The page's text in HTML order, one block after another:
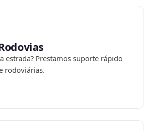
estrada? Prestamos suporte rápido
rodoviárias.